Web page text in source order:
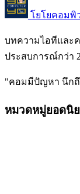
โยโยคอมพิ
บทความไอทีและ
ประสบการณ์กว่า
"คอมมีปัญหา นึกถึ
หมวดหมู่ยอดนิ